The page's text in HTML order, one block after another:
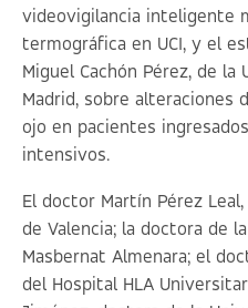
videovigilancia inteligente
termográfica en UCI, y el
Miguel Cachón Pérez, de la
Madrid, sobre alteraciones
ojo en pacientes
intensivos.
El doctor Martín Pérez
de Valencia; la doctora de
Masbernat Almenara; el
del Hospital HLA